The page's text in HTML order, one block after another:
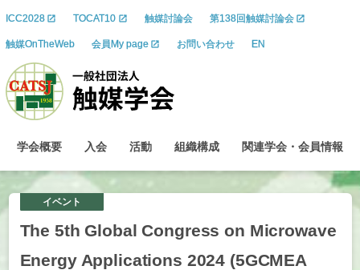
ICC2028 TOCAT10 触媒討論会 第138回触媒討論会
触媒OnTheWeb 会員My page お問い合わせ EN
学会概要 入会 活動 組織構成 関連学会 ・ 会員情報
イベント
The 5th Global Congress on Microwave
Energy Applications 2024 (5GCMEA